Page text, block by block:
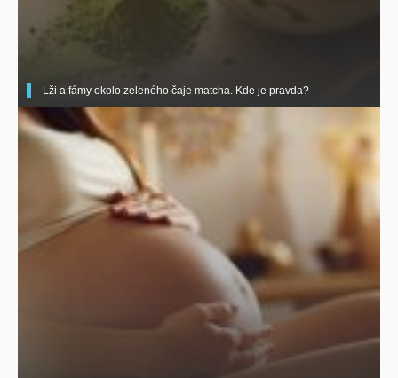
Lži a fámy okolo zeleného čaje matcha. Kde je pravda?